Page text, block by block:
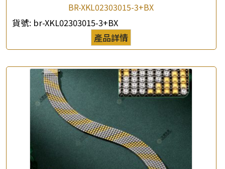
產品查詢
公司名稱
*e-mail
聯絡電話
BR-XKL02303015-3+BX
貨號: br-XKL02303015-3+BX
產品詳情